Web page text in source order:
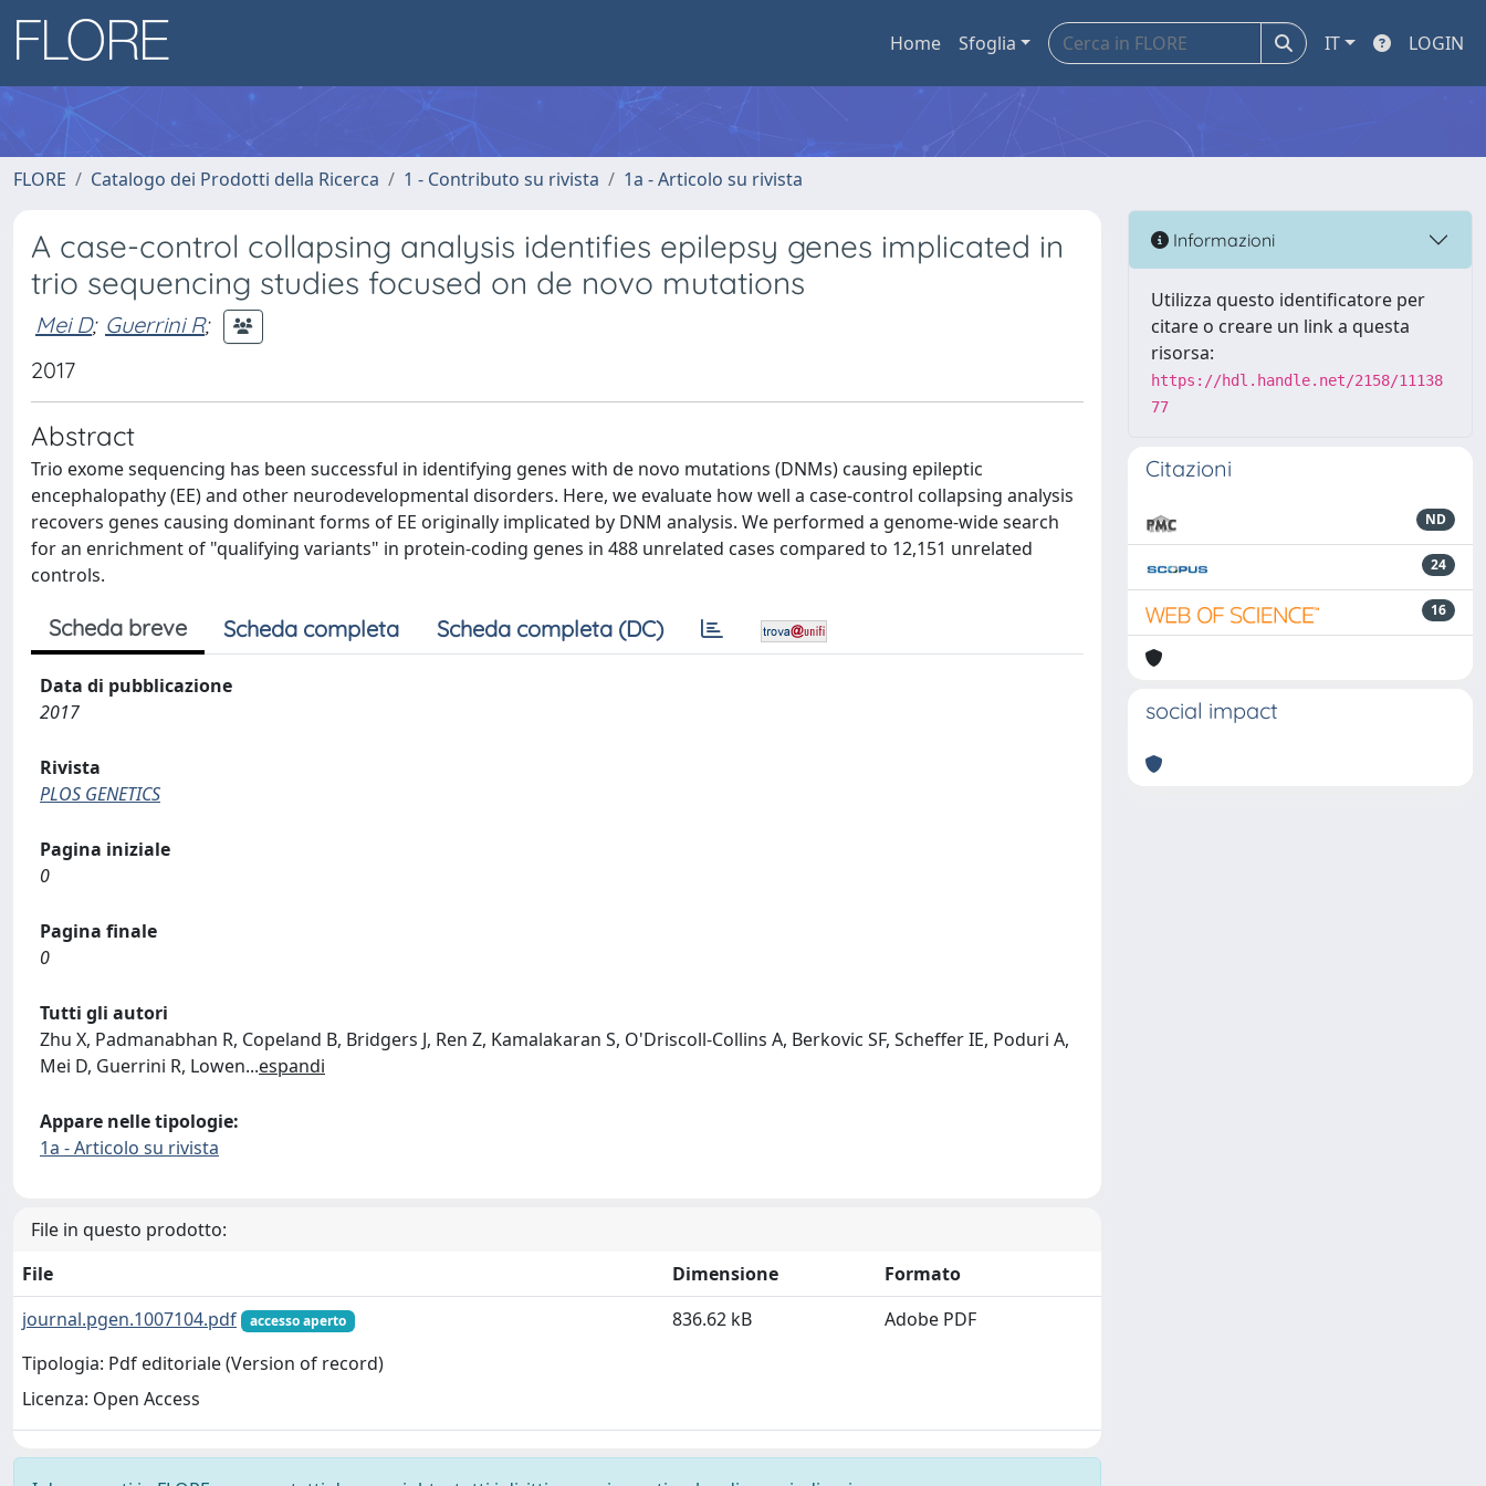
Home Sfoglia IT LOGIN
FLORE Catalogo dei Prodotti della Ricerca 1 - Contributo su rivista 1a - Articolo su rivista
A case-control collapsing analysis identifies epilepsy genes implicated in
trio sequencing studies focused on de novo mutations
Mei D; Guerrini R;
2017
Abstract
Trio exome sequencing has been successful in identifying genes with de novo mutations (DNMs) causing epileptic
encephalopathy (EE) and other neurodevelopmental disorders. Here, we evaluate how well a case-control collapsing analysis
recovers genes causing dominant forms of EE originally implicated by DNM analysis. We performed a genome-wide search
for an enrichment of "qualifying variants" in protein-coding genes in 488 unrelated cases compared to 12,151 unrelated
controls.
Scheda breve Scheda completa Scheda completa (DC)
Data di pubblicazione
2017
Rivista
PLOS GENETICS
Pagina iniziale
0
Pagina finale
0
Tutti gli autori
Zhu X, Padmanabhan R, Copeland B, Bridgers J, Ren Z, Kamalakaran S, O'Driscoll-Collins A, Berkovic SF, Scheffer IE, Poduri A,
Mei D, Guerrini R, Lowen...espandi
Appare nelle tipologie:
1a - Articolo su rivista
File in questo prodotto:
File
Dimensione
Formato
journal.pgen.1007104.pdf
accesso aperto
Tipologia: Pdf editoriale (Version of record)
Licenza: Open Access
836.62 kB Adobe PDF
Informazioni
Utilizza questo identificatore per
citare o creare un link a questa
risorsa:
https://hdl.handle.net/2158/11138
77
Citazioni
ND
24
16
social impact